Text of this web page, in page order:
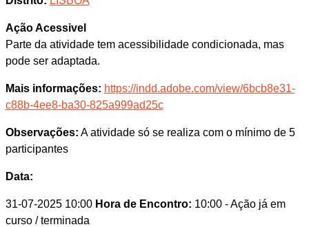
Ação Acessivel
Parte da atividade tem acessibilidade condicionada, mas
pode ser adaptada.
Mais informações: https://indd.adobe.com/view/6bcb8e31-
c88b-4ee8-ba30-825a999ad25c
Observações: A atividade só se realiza com o mínimo de 5
participantes
Data:
31-07-2025 10:00 Hora de Encontro: 10:00 - Ação já em
curso / terminada